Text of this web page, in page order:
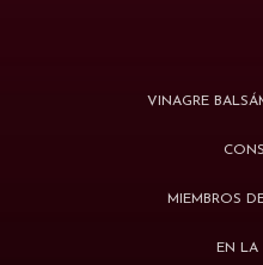
VINAGRE
MIEMBROS
EN LA